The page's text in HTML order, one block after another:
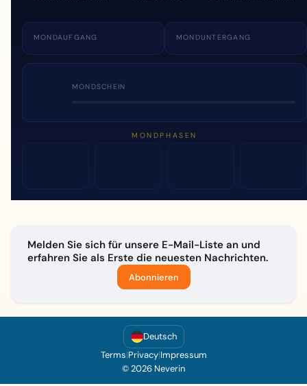
MONDAUFGANG MONDUNTERGANG
MONDSCHEIN
MONDPHASEN
Melden Sie sich für unsere E-Mail-Liste an und
erfahren Sie als Erste die neuesten Nachrichten.
Abonnieren
Deutsch
Terms|Privacy|Impressum
© 2026 Neverin